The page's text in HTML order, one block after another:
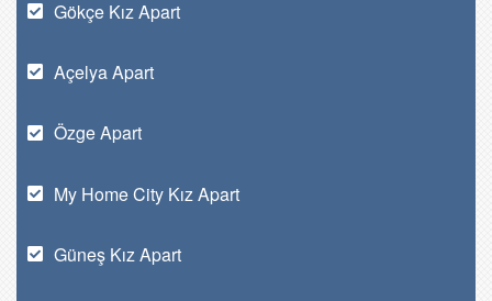
Gökçe Kız Apart
Açelya Apart
Özge Apart
My Home City Kız Apart
Güneş Kız Apart